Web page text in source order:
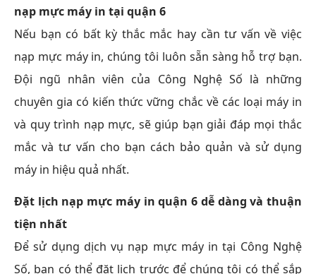
nạp mực máy in tại quận 6
Nếu bạn có bất kỳ thắc mắc hay cần tư vấn về việc
nạp mực máy in, chúng tôi luôn sẵn sàng hỗ trợ bạn.
Đội ngũ nhân viên của Công Nghệ Số là những
chuyên gia có kiến thức vững chắc về các loại máy in
và quy trình nạp mực, sẽ giúp bạn giải đáp mọi thắc
mắc và tư vấn cho bạn cách bảo quản và sử dụng
máy in hiệu quả nhất.
Đặt lịch nạp mực máy in quận 6 dễ dàng và thuận
tiện nhất
Để sử dụng dịch vụ nạp mực máy in tại Công Nghệ
Số, bạn có thể đặt lịch trước để chúng tôi có thể sắp